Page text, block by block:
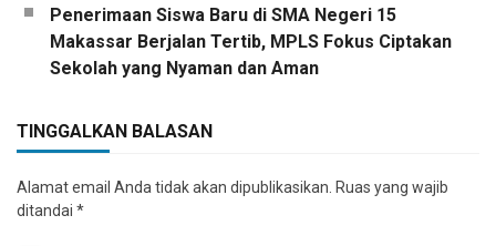
Penerimaan Siswa Baru di SMA Negeri 15
Makassar Berjalan Tertib, MPLS Fokus Ciptakan
Sekolah yang Nyaman dan Aman
TINGGALKAN BALASAN
Alamat email Anda tidak akan dipublikasikan. Ruas yang wajib
ditandai *